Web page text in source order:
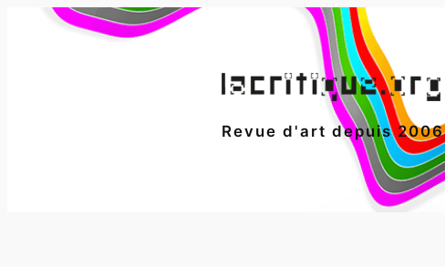
Revue d'art depuis 2006